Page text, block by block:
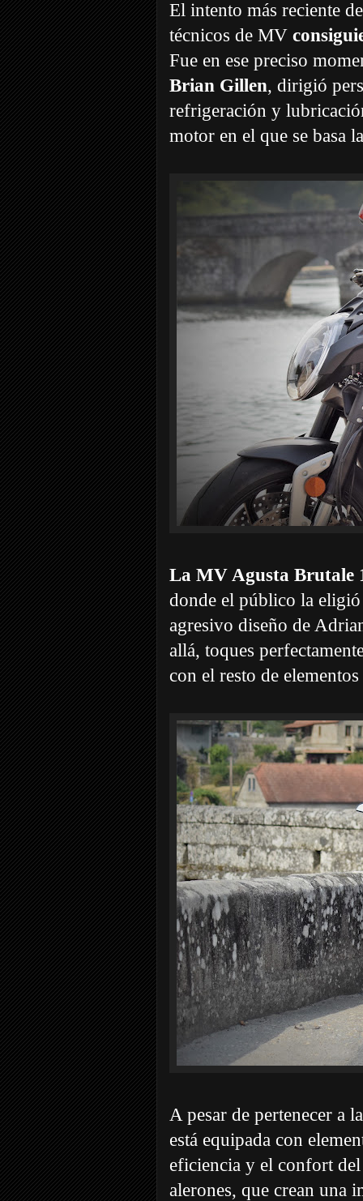
El intento más reciente
técnicos de MV
Fue en ese preciso
Brian Gillen, dirigió
refrigeración y
motor en el que se basa
La MV Agusta Brutale
donde el público la
agresivo diseño de
allá, toques
con el resto de
A pesar de pertenecer a
está equipada con
eficiencia y el confort
alerones, que crean una